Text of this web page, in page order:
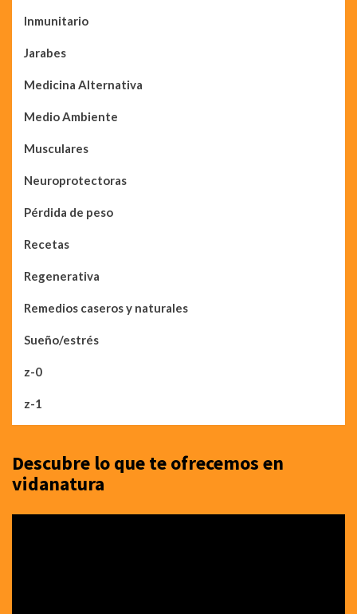
Inmunitario
Jarabes
Medicina Alternativa
Medio Ambiente
Musculares
Neuroprotectoras
Pérdida de peso
Recetas
Regenerativa
Remedios caseros y naturales
Sueño/estrés
z-0
z-1
Descubre lo que te ofrecemos en
vidanatura